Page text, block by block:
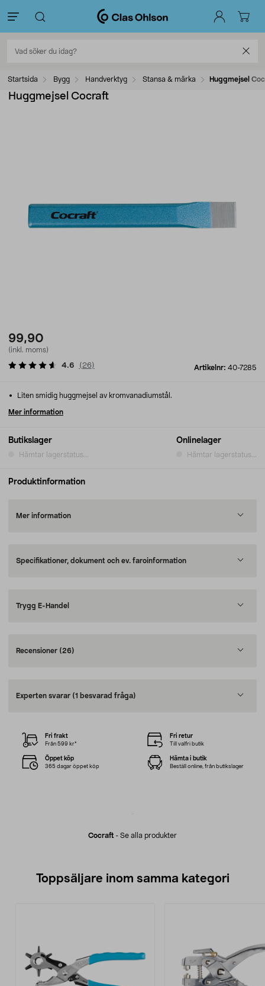
Startsida Bygg Handverktyg Stansa & märka Huggmejsel
Huggmejsel Cocraft
99,90
(inkl. moms)
Artikelnr: 40-7285
4.6 ( 26)
Butikslager
Hämtar lagerstatus...
Onlinelager
Hämtar lagerstatus...
Liten smidig huggmejsel av kromvanadiumstål.
Mer information
Produktinformation
Mer information
Specifikationer, dokument och ev. faroinformation
Trygg E-Handel
Recensioner (26)
Experten svarar (1 besvarad fråga)
Cocraft - Se alla produkter
Fri frakt
Från 599 kr*
Fri retur
Till valfri butik
Öppet köp
365 dagar öppet köp
Hämta i butik
Beställ online, från butikslager
Toppsäljare inom samma kategori